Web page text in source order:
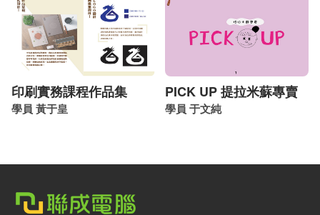
印刷實務課程作品集
學員 黃于皇
PICK UP 提拉米蘇專賣
學員 于文純